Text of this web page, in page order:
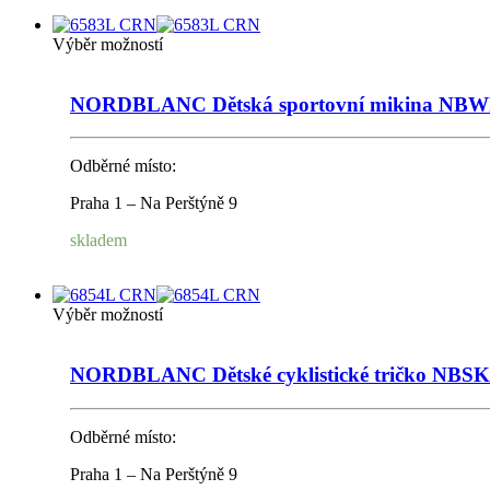
Výběr možností
NORDBLANC Dětská sportovní mikina
Odběrné místo:
Praha 1 – Na Perštýně 9
skladem
Výběr možností
NORDBLANC Dětské cyklistické tričko
Odběrné místo:
Praha 1 – Na Perštýně 9